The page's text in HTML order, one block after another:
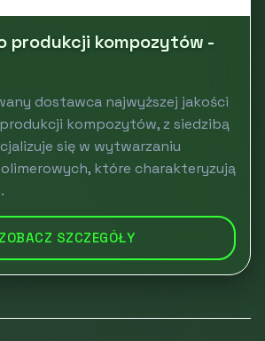
produkcji kompozytów -
dostawca najwyższej jakości
kompozytów, z siedzibą
się w wytwarzaniu
które charakteryzują
ZOBACZ SZCZEGÓŁY